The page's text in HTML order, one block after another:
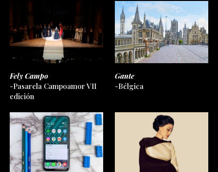
Fely Campo
-Pasarela Campoamor VII
edición
Gante
-Bélgica